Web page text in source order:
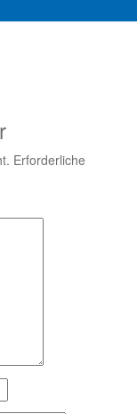
Erforderliche